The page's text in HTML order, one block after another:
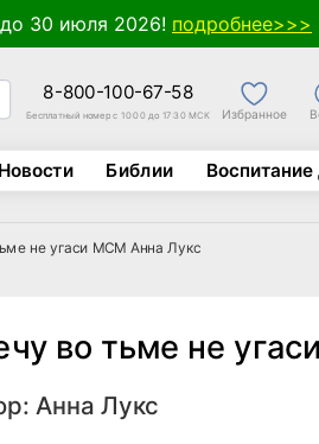
30 июля 2026! подробнее>>>
8-800-100-67-58
Бесплатный номер с 10:00 до 17:30 МСК Избранное
Новости Библии Воспитание
не угаси МСМ Анна Лукс
во тьме не угаси
Анна Лукс